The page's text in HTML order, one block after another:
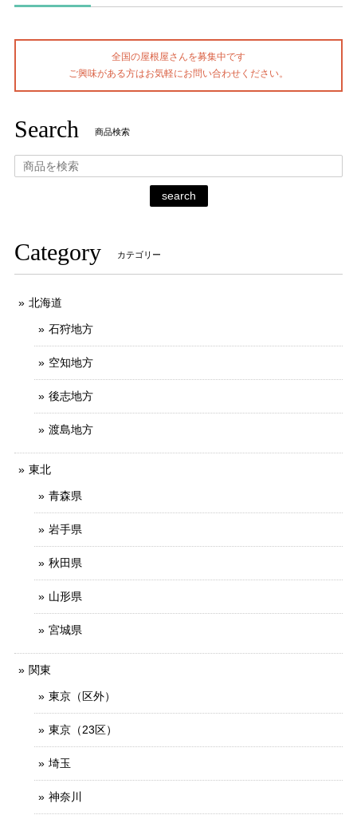
全国の屋根屋さんを募集中です
ご興味がある方はお気軽にお問い合わせください。
Search 商品検索
search
Category カテゴリー
北海道
石狩地方
空知地方
後志地方
渡島地方
東北
青森県
岩手県
秋田県
山形県
宮城県
関東
東京（区外）
東京（23区）
埼玉
神奈川